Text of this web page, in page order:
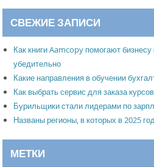
СВЕЖИЕ ЗАПИСИ
Как книги Aamcopy помогают
убедительно
Какие направления в обучении
Как выбрать сервис для заказа
Бурильщики стали лидерами по
Названы регионы, в которых в 2025
МЕТКИ